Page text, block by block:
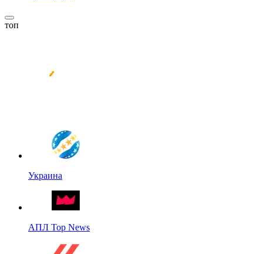
топ
Украина
АПЛ Top News